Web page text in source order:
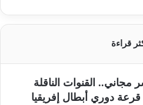
قراءة
مجاني.. القنوات الناقلة
قرعة دوري أبطال إفريقيا